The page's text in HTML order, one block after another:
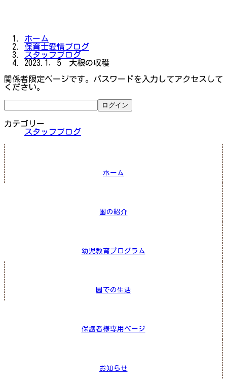
ホーム
保育士愛情ブログ
スタッフブログ
2023.1．5 大根の収穫
関係者限定ページです。パスワードを入力してアクセスして
ください。
カテゴリー
スタッフブログ
ホーム
園の紹介
幼児教育プログラム
園での生活
保護者様専用ページ
お知らせ